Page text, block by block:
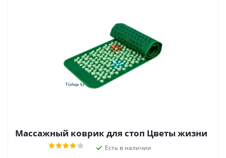
Массажный коврик для стоп Цветы жизни
Есть в наличии